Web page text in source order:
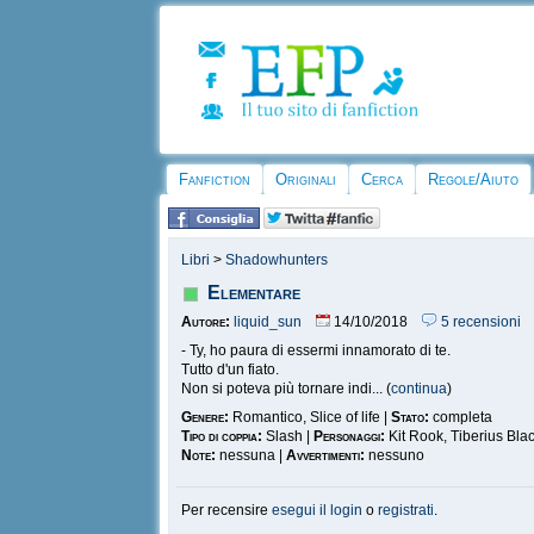
Fanfiction Originali Cerca Regole/Aiuto
Libri >Shadowhunters
Elementare
Autore: liquid_sun 14/10/2018
5 recensioni
- Ty, ho paura di essermi innamorato di te.
Tutto d'un fiato.
Non si poteva più tornare indi... (continua)
Genere: Romantico, Slice of life |Stato: completa
Tipo di coppia: Slash | Personaggi: Kit Rook, Tiberius
Note: nessuna |Avvertimenti: nessuno
Per recensireesegui il login oregistrati.